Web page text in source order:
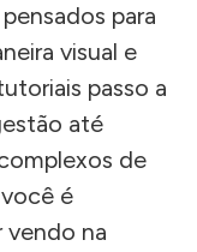
para
visual e
passo a
até
de
é
vendo na